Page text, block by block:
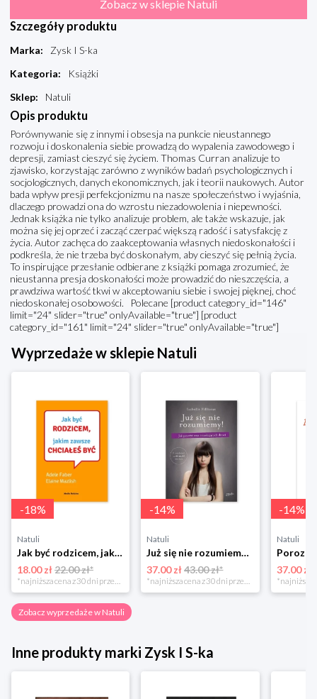
Zobacz w sklepie Natuli
Szczegóły produktu
Marka:
Zysk I S-ka
Kategoria:
Książki
Sklep: Natuli
Opis produktu
Porównywanie się z innymi i obsesja na punkcie nieustannego
rozwoju i doskonalenia siebie prowadzą do wypalenia zawodowego i
depresji, zamiast cieszyć się życiem. Thomas Curran analizuje to
zjawisko, korzystając zarówno z wyników badań psychologicznych i
socjologicznych, danych ekonomicznych, jak i teorii naukowych. Autor
bada wpływ presji perfekcjonizmu na nasze społeczeństwo i wyjaśnia,
dlaczego prowadzi ona do wzrostu niezadowolenia i niepewności.
Jednak książka nie tylko analizuje problem, ale także wskazuje, jak
można się jej oprzeć i zacząć czerpać większą radość i satysfakcję z
życia. Autor zachęca do zaakceptowania własnych niedoskonałości i
podkreśla, że nie trzeba być doskonałym, aby cieszyć się pełnią życia.
To inspirujące przesłanie odbierane z książki pomaga zrozumieć, że
nieustanna presja doskonałości może prowadzić do nieszczęścia, a
prawdziwa wartość tkwi w akceptowaniu siebie i swojej pięknej, choć
niedoskonałej osobowości. Polecane [product category_id="146"
limit="24" slider="true" onlyAvailable="true"] [product
category_id="161" limit="24" slider="true" onlyAvailable="true"]
Wyprzedaże w sklepie Natuli
-18%
Natuli
Jak być rodzicem, jakim zawsze chciałeś być Media rodzina
18.00 zł22.00 zł*
*najniższa cena z 30 dni przed obniżką
-14%
Natuli
Już się nie rozumiemy! Jak przeżyć czas trzaskających drzwi Esprit
37.00 zł 43.00 zł*
*najniższa cena z 30 dni przed obniżką
-14%
Natuli
37.00 zł
Zobacz wyprzedaże w Natuli
Inne produkty marki Zysk I S-ka